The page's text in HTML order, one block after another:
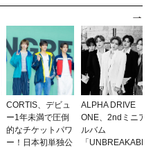
CORTIS、デビュ
ー1年未満で圧倒
的なチケットパワ
ー！日本初単独公
ALPHA DRIVE
ONE、2ndミニア
ルバム
「UNBREAKABL